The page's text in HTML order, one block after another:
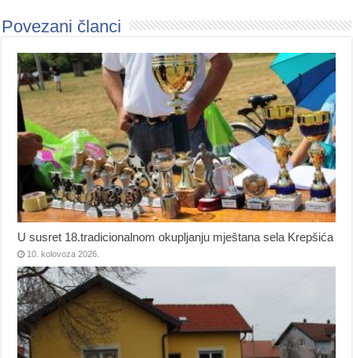
Povezani članci
U susret 18.tradicionalnom okupljanju mještana sela Krepšića
10. kolovoza 2026.